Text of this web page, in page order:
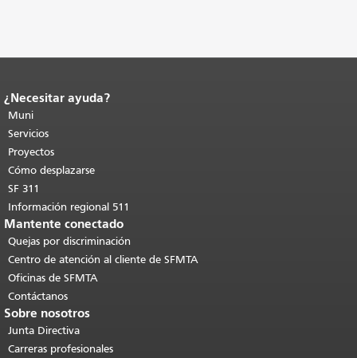
Fin del contenido de la página.
de esta página se repite en todas las
páginas.Volver al principio del
contenido principal
¿Necesitar ayuda?
Muni
Servicios
Proyectos
Cómo desplazarse
SF 311
Información regional 511
Mantente conectado
Quejas por discriminación
Centro de atención al cliente de SFMTA
Oficinas de SFMTA
Contáctanos
Sobre nosotros
Junta Directiva
Carreras profesionales